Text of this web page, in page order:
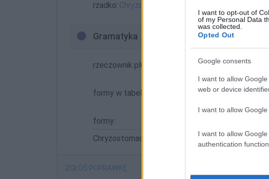
I want to opt-out of
of my Personal Data
was collected.
Opted Out
Google consents
I want to allow
web or device
I want to allow
I want to allow
authentication
rzadko: Chryzostomostwo
Gramatyka
rzeczownik plurale tantum rodzaj męskoosobowy
formy w tabelce:
formy:
Chryzostomach; Chryzostomami;
ZGŁOŚ POPRAWKĘ